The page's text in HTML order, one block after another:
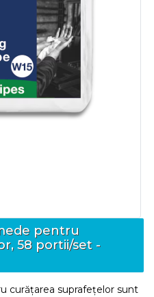
pentru
58 portii/set -
curățarea suprafețelor sunt